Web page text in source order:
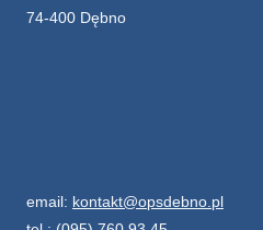
74-400 Dębno
email: kontakt@opsdebno.pl